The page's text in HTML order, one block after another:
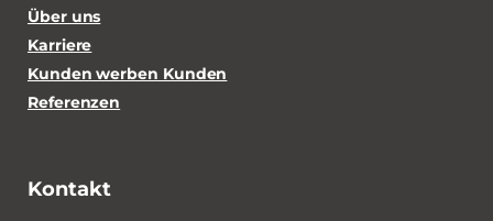
Über uns
Karriere
Kunden werben Kunden
Referenzen
Kontakt